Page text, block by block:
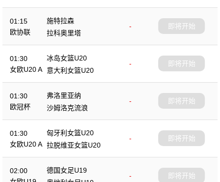
01:15
欧协联
施特拉森
-
拉科奥里塔
即将开始
01:30
女欧U20 A
冰岛女篮U20
-
意大利女篮U20
即将开始
01:30
欧冠杯
弗洛里亚纳
-
沙姆洛克流浪
即将开始
01:30
女欧U20 A
匈牙利女篮U20
-
拉脱维亚女篮U20
即将开始
02:00
德国女足U19
-
即将开始